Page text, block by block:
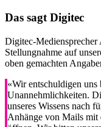
Das sagt Digitec
Digitec-
Stellungnahme auf
oben gemachten
«Wir entschuldigen
Unannehmlichkeiten.
unseres Wissens nach
Anhänge von Mails mit